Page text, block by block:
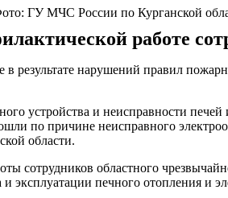
ГУ МЧС России по Курганской
работе
результате нарушений правил
устройства и неисправности
по причине неисправного
области.
сотрудников областного
печного отопления и